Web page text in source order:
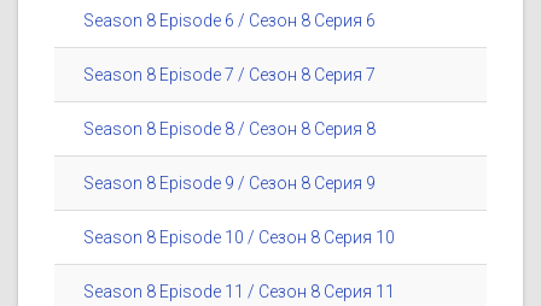
Season 8 Episode 6 / Сезон 8 Серия 6
Season 8 Episode 7 / Сезон 8 Серия 7
Season 8 Episode 8 / Сезон 8 Серия 8
Season 8 Episode 9 / Сезон 8 Серия 9
Season 8 Episode 10 / Сезон 8 Серия 10
Season 8 Episode 11 / Сезон 8 Серия 11